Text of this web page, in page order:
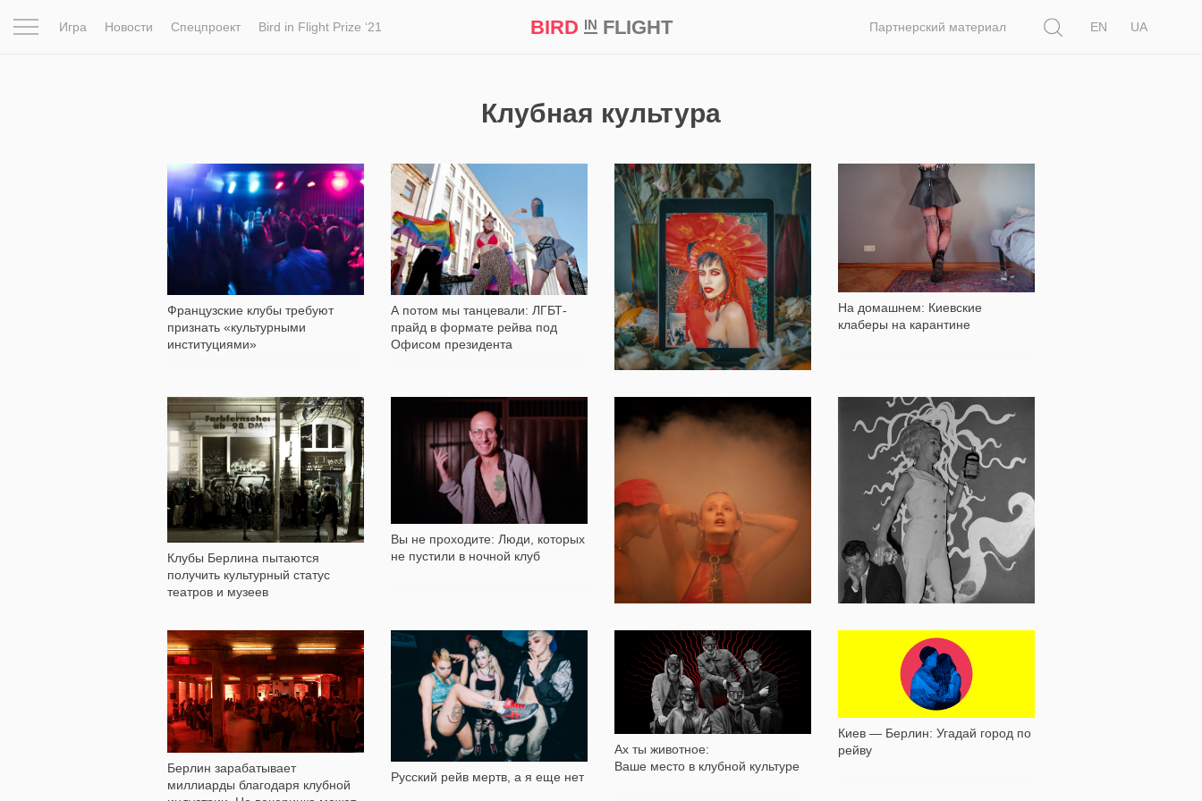
Игра Новости Спецпроект Bird in Flight Prize ‘21 BIRD INFLIGHT Партнерский материал
EN
UA
Клубная культура
Французские клубы требуют
признать «культурными
институциями»
99
А потом мы танцевали: ЛГБТ-
прайд в формате рейва под
Офисом президента
9 966
Королевы взаперти: Травести-
дивы во время карантина
4 594
На домашнем: Киевские
клаберы на карантине
Клубы Берлина пытаются
получить культурный статус
театров и музеев
563
Вы не проходите: Люди, которых
не пустили в ночной клуб
15 190
Вечеринка «Схемы» Daytime в
фотографиях Валентина Бо
12 341
Выключите техно, пожалуйста:
Монка
15 509
Берлин зарабатывает
миллиарды благодаря клубной
2 817
Русский рейв мертв, а я еще нет
12 863
Ах ты животное:
Ваше место в клубной культуре
20 196
Киев — Берлин: Угадай город по
рейву
17 530